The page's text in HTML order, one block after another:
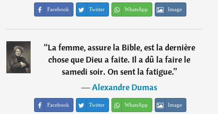
Facebook Twitter WhatsApp Image
“La femme, assure la Bible, est la dernière
chose que Dieu a faite. Il a dû la faire le
samedi soir. On sent la fatigue.”
―Alexandre Dumas
Facebook Twitter WhatsApp Image